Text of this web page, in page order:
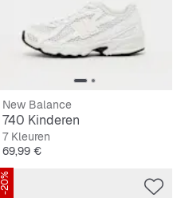
New Balance
740 Kinderen
7 Kleuren
Prijs
69,99 €
-20%